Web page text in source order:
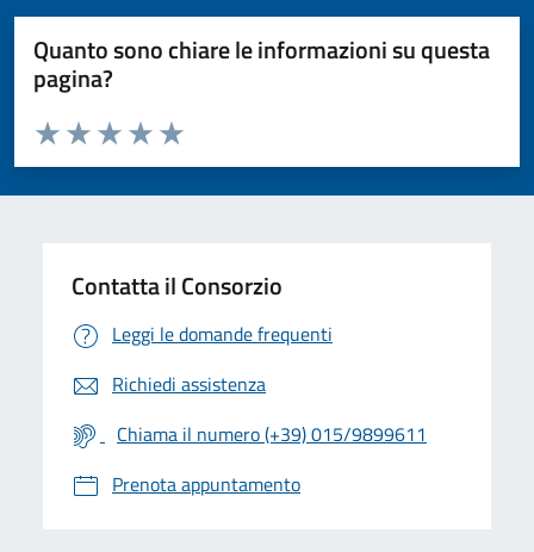
Quanto sono chiare le informazioni su questa
pagina?
Valuta da 1 a 5 stelle la pagina
Valuta 5 stelle su 5
Valuta 4 stelle su 5
Valuta 3 stelle su 5
Valuta 2 stelle su 5
Valuta 1 stelle su 5
Contatta il Consorzio
Leggi le domande frequenti
Richiedi assistenza
Chiama il numero (+39) 015/9899611
Prenota appuntamento